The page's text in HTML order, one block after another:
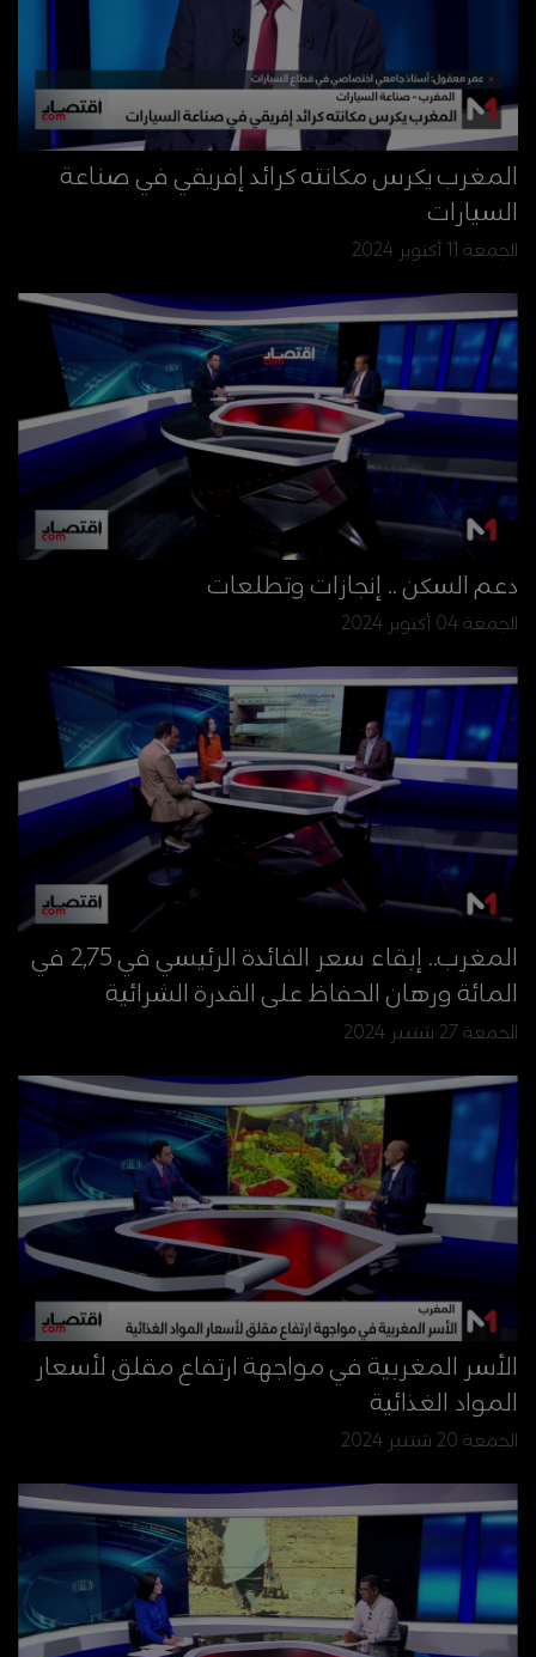
المغرب يكرس مكانته كرائد إفريقي في صناعة
السيارات
الجمعة 11 أكتوبر 2024
دعم السكن .. إنجازات وتطلعات
الجمعة 04 أكتوبر 2024
المغرب.. إبقاء سعر الفائدة الرئيسي في 2,75 في
المائة ورهان الحفاظ على القدرة الشرائية
الجمعة 27 شتنبر 2024
الأسر المغربية في مواجهة ارتفاع مقلق لأسعار
المواد الغذائية
الجمعة 20 شتنبر 2024